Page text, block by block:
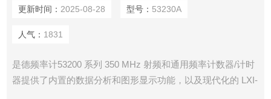
更新时间： 2025-08-28 型号： 53230A
人气： 1831
是德频率计53200 系列 350 MHz 射频和通用频率计数器/计时
器提供了内置的数据分析和图形显示功能，以及现代化的 LXI-